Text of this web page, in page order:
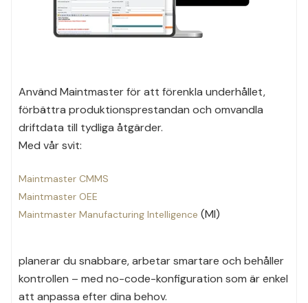
Använd Maintmaster för att förenkla underhållet,
förbättra produktionsprestandan och omvandla
driftdata till tydliga åtgärder.
Med vår svit:
Maintmaster CMMS
Maintmaster OEE
Maintmaster Manufacturing Intelligence (MI)
planerar du snabbare, arbetar smartare och behåller
kontrollen – med no-code-konfiguration som är enkel
att anpassa efter dina behov.